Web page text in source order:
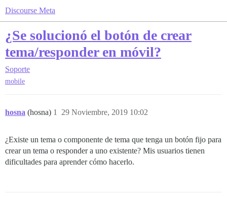
Discourse Meta
¿Se solucionó el botón de crear
tema/responder en móvil?
Soporte
mobile
hosna (hosna) 29 Noviembre, 2019 10:02
1
¿Existe un tema o componente de tema que tenga un botón fijo para
crear un tema o responder a uno existente? Mis usuarios tienen
dificultades para aprender cómo hacerlo.